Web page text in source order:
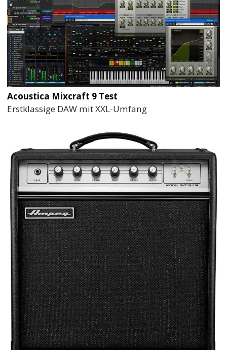
Acoustica Mixcraft 9 Test
Erstklassige DAW mit XXL-Umfang